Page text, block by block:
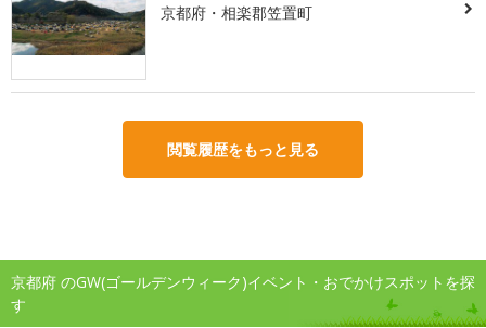
京都府・相楽郡笠置町
閲覧履歴をもっと見る
京都府 のGW(ゴールデンウィーク)イベント・おでかけスポットを探
す